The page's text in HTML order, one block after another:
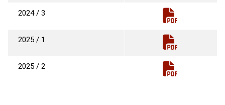
2024 / 3
2025 / 1
2025 / 2